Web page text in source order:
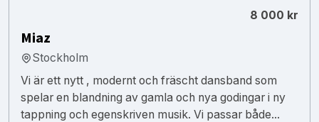
8 000 kr
Miaz
Stockholm
Vi är ett nytt , modernt och fräscht dansband som
spelar en blandning av gamla och nya godingar i ny
tappning och egenskriven musik. Vi passar både...